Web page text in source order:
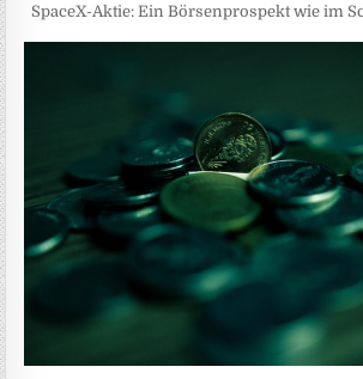
SpaceX-Aktie: Ein Börsenprospekt wie im